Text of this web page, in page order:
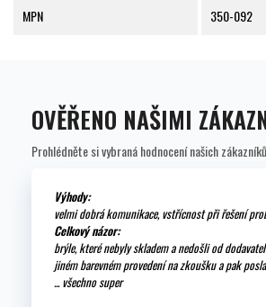
MPN 350-092
OVĚŘENO NAŠIMI
Prohlédněte si vybraná hodnocení našich zákazníků.
Výhody:
velmi dobrá komunikace, vstřícnost při řešení
Celkový názor:
brýle, které nebyly skladem a nedošli od
jiném barevném provedení na zkoušku a pak
... všechno super